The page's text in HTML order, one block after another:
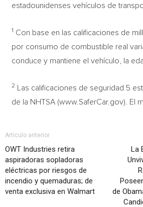
estadounidenses vehículos de
1 Con base en las calificaciones de
por consumo de combustible real
conduce y mantiene el vehículo, la
2
Las calificaciones de seguridad 5
de la NHTSA (www.SaferCar.gov). El
Artículo anterior
OWT Industries retira
aspiradoras sopladoras
eléctricas por riesgos de
incendio y quemaduras; de
venta exclusiva en Walmart
La
de